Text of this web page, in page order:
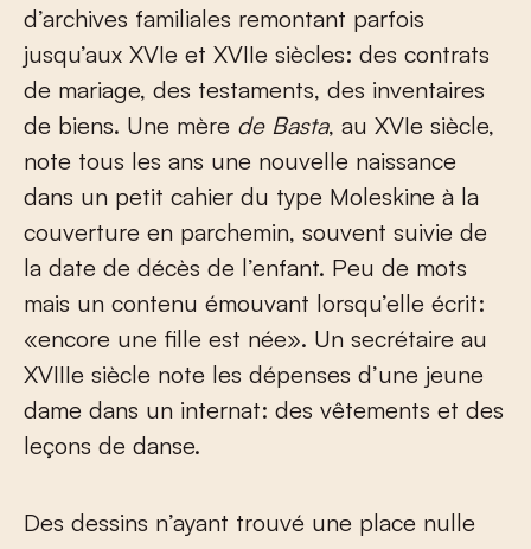
d’archives familiales remontant parfois
jusqu’aux XVIe et XVIIe siècles: des contrats
de mariage, des testaments, des inventaires
de biens. Une mère de Basta, au XVIe siècle,
note tous les ans une nouvelle naissance
dans un petit cahier du type Moleskine à la
couverture en parchemin, souvent suivie de
la date de décès de l’enfant. Peu de mots
mais un contenu émouvant lorsqu’elle écrit:
«encore une fille est née». Un secrétaire au
XVIIIe siècle note les dépenses d’une jeune
dame dans un internat: des vêtements et des
leçons de danse.
Des dessins n’ayant trouvé une place nulle